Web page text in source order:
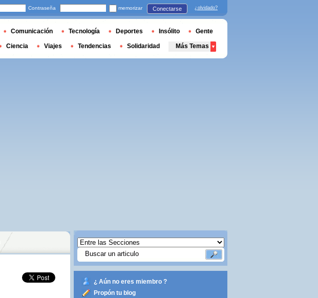
¿ Aún no eres miembro ?
Propón tu blog
Contraseña memorizar Conectarse ¿olvidado?
Comunicación Tecnología Deportes Insólito Gente
Ciencia Viajes Tendencias Solidaridad Más Temas